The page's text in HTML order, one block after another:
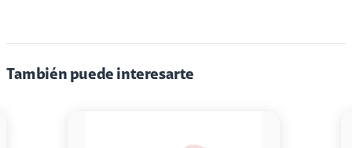
También puede interesarte